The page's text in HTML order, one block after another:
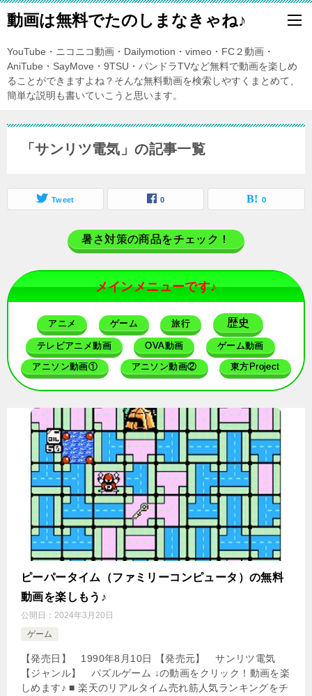
動画は無料でたのしまなきゃね♪
YouTube・ニコニコ動画・Dailymotion・vimeo・FC２動画・
AniTube・SayMove・9TSU・パンドラTVなど無料で動画を楽しめ
ることができますよね？そんな無料動画を検索しやすくまとめて、
簡単な説明も書いていこうと思います。
「サンリツ電気」の記事一覧
Tweet 0 0
暑さ対策の商品をチェック！
メインメニューです♪
アニメ ゲーム 旅行 歴史
テレビアニメ動画 OVA動画 ゲーム動画
アニソン動画① アニソン動画② 東方Project
ピーパータイム（ファミリーコンピュータ）の無料
動画を楽しもう♪
公開日： 2024年3月20日
ゲーム
【発売日】 1990年8月10日 【発売元】 サンリツ電気
【ジャンル】 パズルゲーム ↓の動画をクリック！動画を楽
しめます♪ ■ 楽天のリアルタイム売れ筋人気ランキングをチ